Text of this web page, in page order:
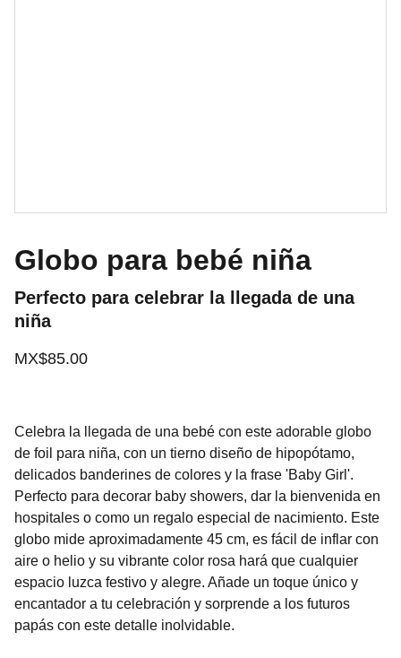
Globo para bebé niña
Perfecto para celebrar la llegada de una
niña
MX$85.00
Celebra la llegada de una bebé con este adorable globo
de foil para niña, con un tierno diseño de hipopótamo,
delicados banderines de colores y la frase 'Baby Girl'.
Perfecto para decorar baby showers, dar la bienvenida en
hospitales o como un regalo especial de nacimiento. Este
globo mide aproximadamente 45 cm, es fácil de inflar con
aire o helio y su vibrante color rosa hará que cualquier
espacio luzca festivo y alegre. Añade un toque único y
encantador a tu celebración y sorprende a los futuros
papás con este detalle inolvidable.